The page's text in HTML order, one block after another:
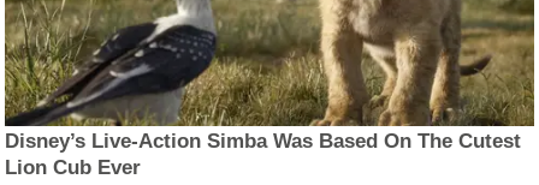
Disney’s Live-Action Simba Was Based On The Cutest
Lion Cub Ever